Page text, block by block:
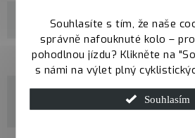
Souhlasíte s tím, že naše
správně nafouknuté kolo –
pohodlnou jízdu? Klikněte na
s námi na výlet plný
Souhlasím
Kategorie Trail rámy Qayron
velikosti S / M / L
rámu
Alloy 6061 Butted,